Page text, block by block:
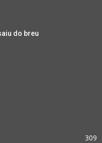
do breu
309